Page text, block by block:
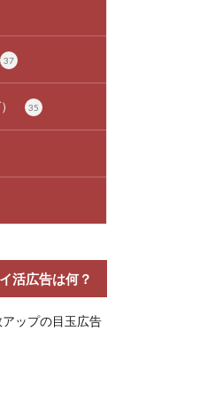
37
35
活広告は何？
ップの目玉広告